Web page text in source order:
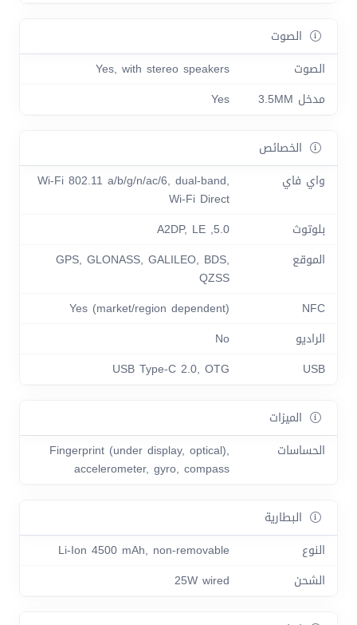
الصوت
الصوت
Yes, with stereo speakers
مدخل 3.5MM
Yes
الخصائص
واي فاي
Wi-Fi 802.11 a/b/g/n/ac/6, dual-band,
Wi-Fi Direct
بلوتوث
5.0, A2DP, LE
الموقع
GPS, GLONASS, GALILEO, BDS,
QZSS
NFC
Yes (market/region dependent)
الراديو
No
USB
USB Type-C 2.0, OTG
الميزات
الحساسات
Fingerprint (under display, optical),
accelerometer, gyro, compass
البطارية
النوع
Li-Ion 4500 mAh, non-removable
الشحن
25W wired